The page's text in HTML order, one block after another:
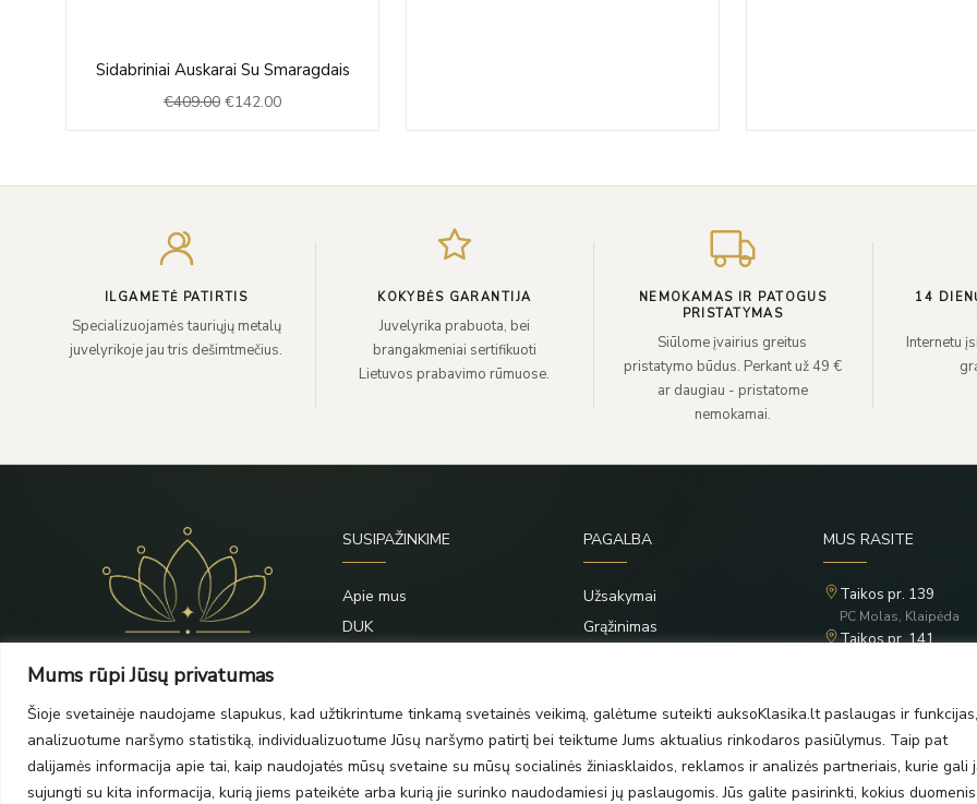
Mums rūpi Jūsų privatumas
Šioje svetainėje naudojame slapukus, kad užtikrintume tinkamą svetainės veikimą, galėtume suteikti auksoKlasika.lt paslaugas ir funkcijas,
analizuotume naršymo statistiką, individualizuotume Jūsų naršymo patirtį bei teiktume Jums aktualius rinkodaros pasiūlymus. Taip pat
dalijamės informacija apie tai, kaip naudojatės mūsų svetaine su mūsų socialinės žiniasklaidos, reklamos ir analizės partneriais, kurie gali
sujungti su kita informacija, kurią jiems pateikėte arba kurią jie surinko naudodamiesi jų paslaugomis. Jūs galite pasirinkti, kokius duomenis
Sidabriniai Auskarai Su Smaragdais
€409.00
price
was:
€142.00
price
is:
ILGAMETĖ PATIRTIS
Specializuojamės tauriųjų metalų
juvelyrikoje jau tris dešimtmečius.
KOKYBĖS GARANTIJA
Juvelyrika prabuota, bei
brangakmeniai sertifikuoti
Lietuvos prabavimo rūmuose.
NEMOKAMAS IR PATOGUS
PRISTATYMAS
Siūlome įvairius greitus
pristatymo būdus. Perkant už 49 €
ar daugiau - pristatome
nemokamai.
14
Internetu
SUSIPAŽINKIME
Apie mus
DUK
Kontaktai
PAGALBA
Užsakymai
Grąžinimas
MUS RASITE
Taikos pr. 139
PC Molas, Klaipėda
Taikos pr. 141
PC Banginis, Klaipėda